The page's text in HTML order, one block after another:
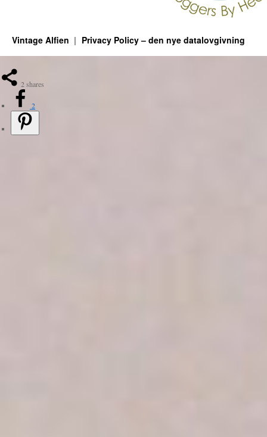
Vintage Alfien Privacy Policy – den nye datalovgivning
2 shares
2